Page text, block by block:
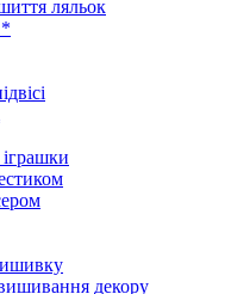
ляльок
декору